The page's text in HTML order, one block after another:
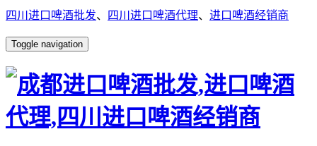
四川进口啤酒批发、 四川进口啤酒代理、 进口啤酒经销商
Toggle navigation